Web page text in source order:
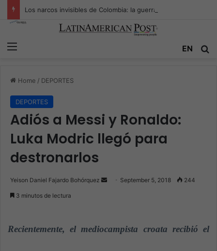
EN
Home / DEPORTES
DEPORTES
Adiós a Messi y Ronaldo:
Luka Modric llegó para
destronarlos
Yeison Daniel Fajardo Bohórquez
a
September 5, 2018 244
3 minutos de lectura
Recientemente, el mediocampista croata recibió el